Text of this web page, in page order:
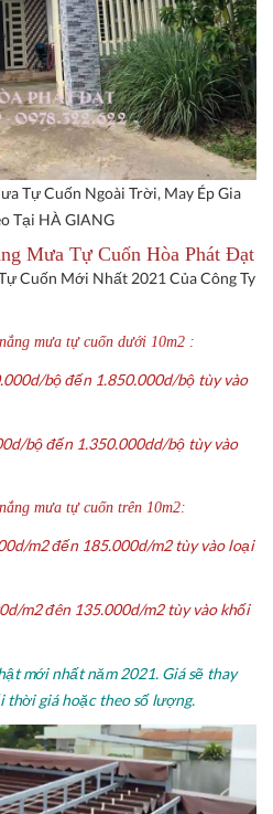
Tự Cuốn Ngoài Trời, May Ép Gia
Tại HÀ GIANG
Mưa Tự Cuốn Hòa Phát Đạt
Cuốn Mới Nhất 2021 Của Công Ty
mưa tự cuốn dưới 10m2 :
bộ đến 1.850.000d/bộ tùy vào
bộ đến 1.350.000dd/bộ tùy vào
mưa tự cuốn trên 10m2:
m2 đến 185.000d/m2 tùy vào loại
m2 đên 135.000d/m2 tùy vào khối
mới nhất năm 2021. Giá sẽ thay
giá hoặc theo số lượng.